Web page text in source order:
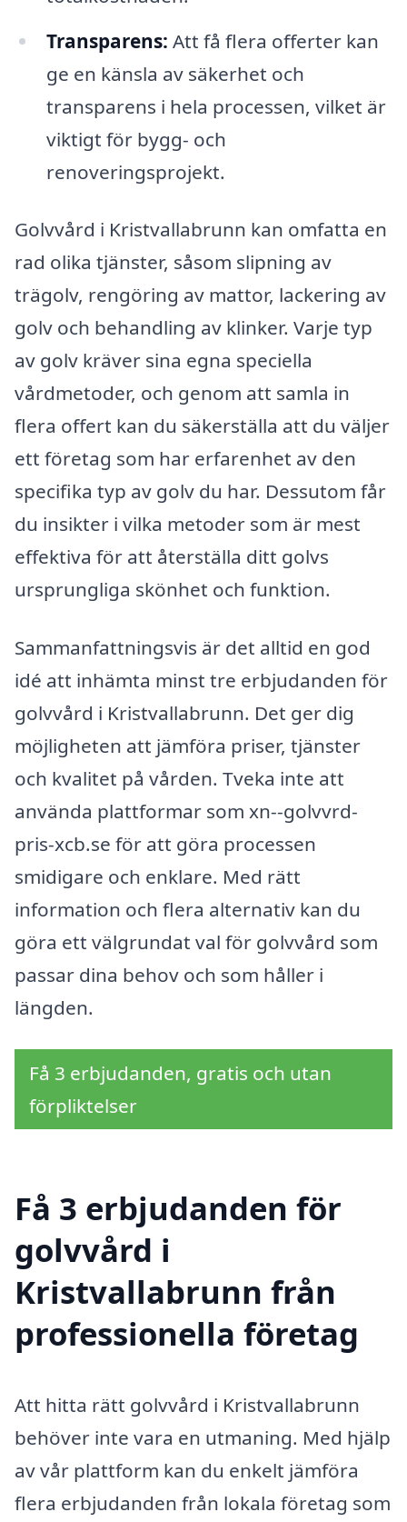
Transparens: Att få flera offerter kan
ge en känsla av säkerhet och
transparens i hela processen, vilket är
viktigt för bygg- och
renoveringsprojekt.
Golvvård i Kristvallabrunn kan omfatta en
rad olika tjänster, såsom slipning av
trägolv, rengöring av mattor, lackering av
golv och behandling av klinker. Varje typ
av golv kräver sina egna speciella
vårdmetoder, och genom att samla in
flera offert kan du säkerställa att du väljer
ett företag som har erfarenhet av den
specifika typ av golv du har. Dessutom får
du insikter i vilka metoder som är mest
effektiva för att återställa ditt golvs
ursprungliga skönhet och funktion.
Sammanfattningsvis är det alltid en god
idé att in­hämta minst tre erbjudanden för
golvvård i Kristvallabrunn. Det ger dig
möjligheten att jämföra priser, tjänster
och kvalitet på vården. Tveka inte att
använda plattformar som xn--golvvrd-
pris-xcb.se för att göra processen
smidigare och enklare. Med rätt
information och flera alternativ kan du
göra ett välgrundat val för golvvård som
passar dina behov och som håller i
längden.
Få 3 erbjudanden, gratis och utan
förpliktelser
Få 3 erbjudanden för
golvvård i
Kristvallabrunn från
professionella företag
Att hitta rätt golvvård i Kristvallabrunn
behöver inte vara en utmaning. Med hjälp
av vår plattform kan du enkelt jämföra
flera erbjudanden från lokala företag som